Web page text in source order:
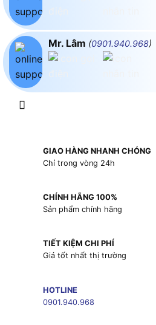
Mr. Lâm (0901.940.968)
GIAO HÀNG NHANH CHÓNG
Chỉ trong vòng 24h
CHÍNH HÃNG 100%
Sản phẩm chính hãng
TIẾT KIỆM CHI PHÍ
Giá tốt nhất thị trường
HOTLINE
0901.940.968